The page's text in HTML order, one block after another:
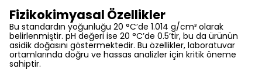
Fizikokimyasal Özellikler
Bu standardın yoğunluğu 20 °C’de 1.014 g/cm³ olarak
belirlenmiştir. pH değeri ise 20 °C’de 0.5’tir, bu da ürünün
asidik doğasını göstermektedir. Bu özellikler, laboratuvar
ortamlarında doğru ve hassas analizler için kritik öneme
sahiptir.